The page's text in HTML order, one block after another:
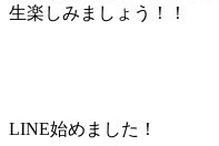
生楽しみましょう！！
LINE始めました！